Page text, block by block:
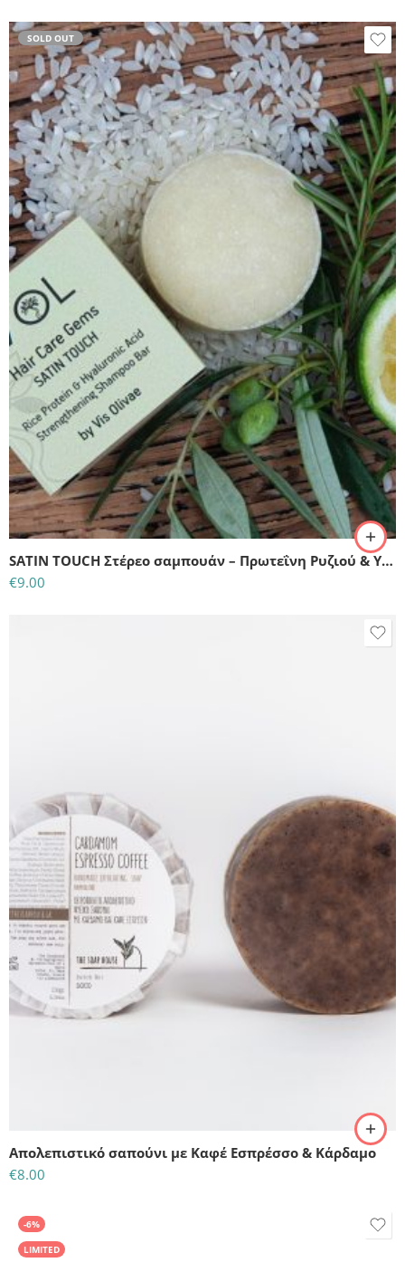
SOLD OUT
SATIN TOUCH Στέρεο σαμπουάν – Πρωτεΐνη Ρυζιού & Υαλουρονικό Οξύ (55gr)
€9.00
Απολεπιστικό σαπούνι με Καφέ Εσπρέσσο & Κάρδαμο
€8.00
-6%
LIMITED